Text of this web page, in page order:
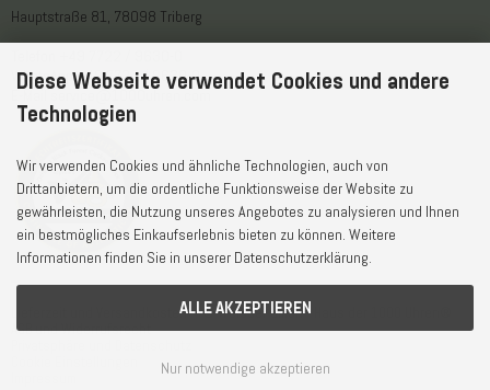
Hauptstraße 81, 78098 Triberg
WhatsApp+49 7722 / 9630-0
E-Mailservice@1000uhren.com
Lieferzeit und Versandkosten
AGB und Widerrufsrecht
© Weisser GmbH - Haus der 1000 Uhren®
Diese Webseite verwendet Cookies und andere
Technologien
Wir verwenden Cookies und ähnliche Technologien, auch von
Drittanbietern, um die ordentliche Funktionsweise der Website zu
gewährleisten, die Nutzung unseres Angebotes zu analysieren und Ihnen
ein bestmögliches Einkaufserlebnis bieten zu können. Weitere
Informationen finden Sie in unserer Datenschutzerklärung.
ALLE AKZEPTIEREN
Nur notwendige akzeptieren